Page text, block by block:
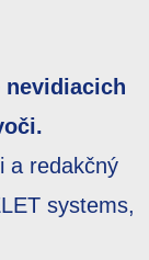
nevidiacich
a redakčný
systems,